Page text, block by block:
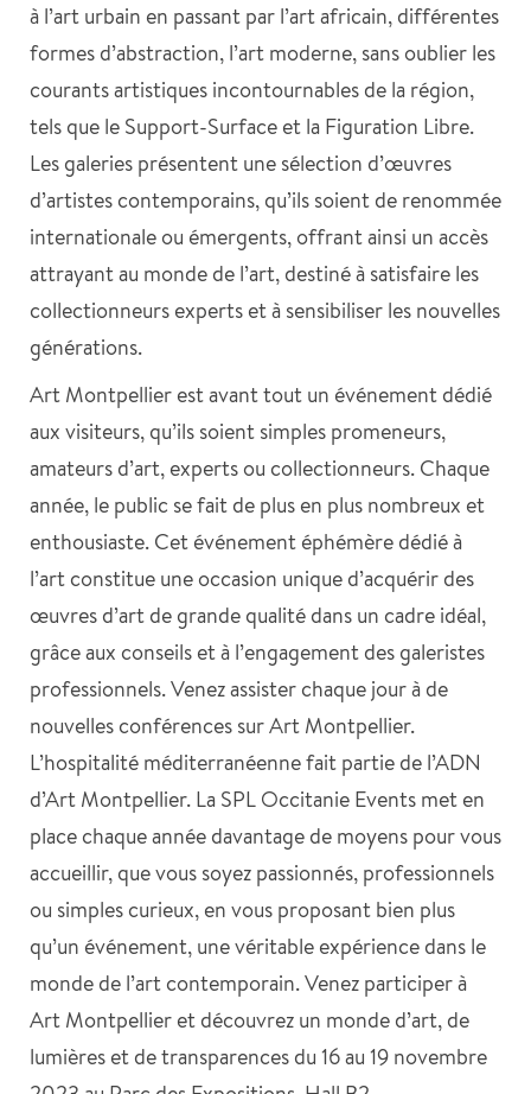
à l’art urbain en passant par l’art africain, différentes
formes d’abstraction, l’art moderne, sans oublier les
courants artistiques incontournables de la région,
tels que le Support-Surface et la Figuration Libre.
Les galeries présentent une sélection d’œuvres
d’artistes contemporains, qu’ils soient de renommée
internationale ou émergents, offrant ainsi un accès
attrayant au monde de l’art, destiné à satisfaire les
collectionneurs experts et à sensibiliser les nouvelles
générations.
Art Montpellier est avant tout un événement dédié
aux visiteurs, qu’ils soient simples promeneurs,
amateurs d’art, experts ou collectionneurs. Chaque
année, le public se fait de plus en plus nombreux et
enthousiaste. Cet événement éphémère dédié à
l’art constitue une occasion unique d’acquérir des
œuvres d’art de grande qualité dans un cadre idéal,
grâce aux conseils et à l’engagement des galeristes
professionnels. Venez assister chaque jour à de
nouvelles conférences sur Art Montpellier.
L’hospitalité méditerranéenne fait partie de l’ADN
d’Art Montpellier. La SPL Occitanie Events met en
place chaque année davantage de moyens pour vous
accueillir, que vous soyez passionnés, professionnels
ou simples curieux, en vous proposant bien plus
qu’un événement, une véritable expérience dans le
monde de l’art contemporain. Venez participer à
Art Montpellier et découvrez un monde d’art, de
lumières et de transparences du 16 au 19 novembre